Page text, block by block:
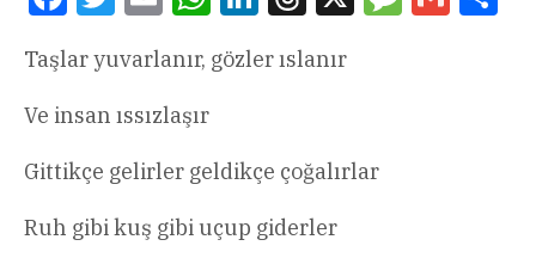
Taşlar yuvarlanır, gözler ıslanır
Ve insan ıssızlaşır
Gittikçe gelirler geldikçe çoğalırlar
Ruh gibi kuş gibi uçup giderler